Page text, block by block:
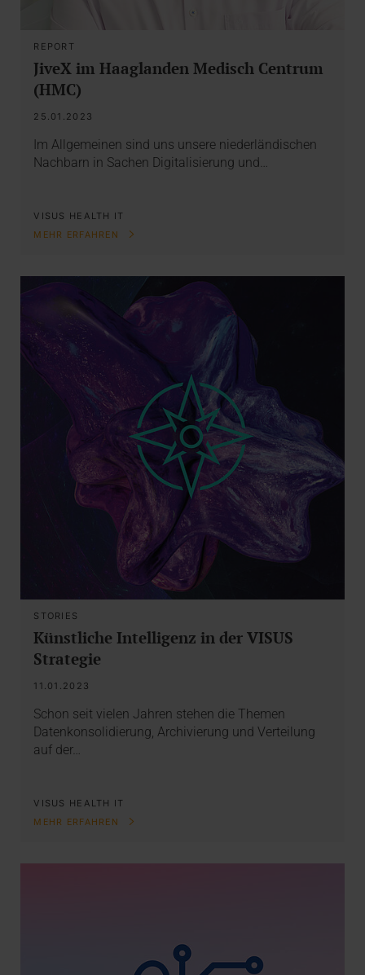
REPORT
JiveX im Haaglanden Medisch Centrum
(HMC)
25.01.2023
Im Allgemeinen sind uns unsere niederländischen
Nachbarn in Sachen Digitalisierung und…
VISUS HEALTH IT
MEHR ERFAHREN
STORIES
Künstliche Intelligenz in der VISUS
Strategie
11.01.2023
Schon seit vielen Jahren stehen die Themen
Datenkonsolidierung, Archivierung und Verteilung
auf der…
VISUS HEALTH IT
MEHR ERFAHREN